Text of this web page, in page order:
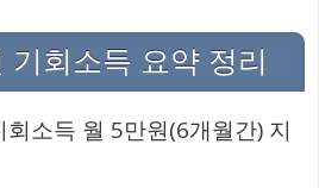
기회소득 요약 정리
소득 월 5만원(6개월간) 지